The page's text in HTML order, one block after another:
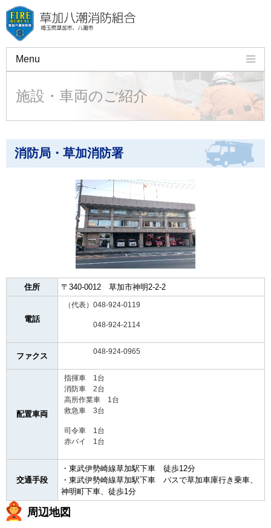
Menu
許可・申請・証明
施設・車両のご紹介
よくある質問
施設・車両のご紹介
消防局・草加消防署
住所 〒340-0012 草加市神明2-2-2
電話
（代表）048-924-0119
048-924-2114
ファクス 048-924-0965
配置車両
指揮車 1台
消防車 2台
高所作業車 1台
救急車 3台
司令車 1台
赤バイ 1台
交通手段
・東武伊勢崎線草加駅下車 徒歩12分
・東武伊勢崎線草加駅下車 バスで草加車庫行き乗車、
神明町下車、徒歩1分
周辺地図